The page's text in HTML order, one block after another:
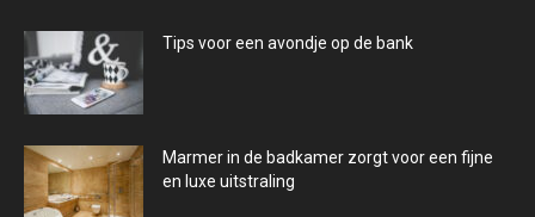
Tips voor een avondje op de bank
Marmer in de badkamer zorgt voor een fijne
en luxe uitstraling